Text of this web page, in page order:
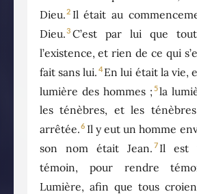
Dieu.2 Il était au
Dieu.3 C’est par lui que
l’existence, et rien de ce qui
fait sans lui. 4 En lui était la vie,
lumière des hommes ; 5la
les ténèbres, et les
arrêtée.6 Il y eut un homme
son nom était Jean. 7 Il est
témoin, pour rendre
Lumière, afin que tous